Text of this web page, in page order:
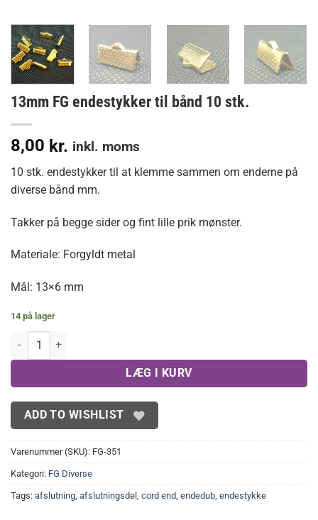
13mm FG endestykker til bånd 10 stk.
8,00 kr. inkl. moms
10 stk. endestykker til at klemme sammen om enderne på
diverse bånd mm.
Takker på begge sider og fint lille prik mønster.
Materiale: Forgyldt metal
Mål: 13×6 mm
14 på lager
13mm FG endestykker til bånd 10 stk. antal
LÆG I KURV
ADD TO WISHLIST
Varenummer (SKU): FG-351
Kategori: FG Diverse
Tags: afslutning afslutningsdel cord end endedub endestykke